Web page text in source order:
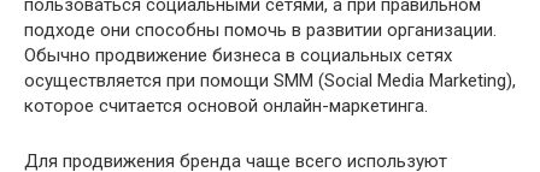
пользоваться социальными сетями, а при правильном
подходе они способны помочь в развитии организации.
Обычно продвижение бизнеса в социальных сетях
осуществляется при помощи SMM (Social Media Marketing),
которое считается основой онлайн-маркетинга.
Для продвижения бренда чаще всего используют